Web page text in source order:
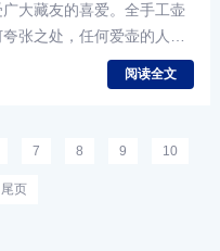
大藏友的喜爱。全手工壶
张之处，任何爱壶的人都
紫
阅读全文
7 8 9 10
尾页